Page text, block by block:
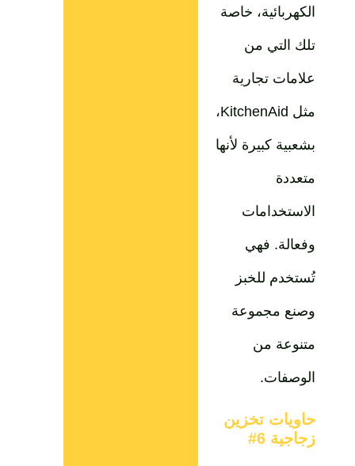
الكهربائية، خاصة
تلك التي من
علامات تجارية
مثل KitchenAid،
بشعبية كبيرة لأنها
متعددة
الاستخدامات
وفعالة. فهي
تُستخدم للخبز
وصنع مجموعة
متنوعة من
الوصفات.
حاويات تخزين
زجاجية 6#